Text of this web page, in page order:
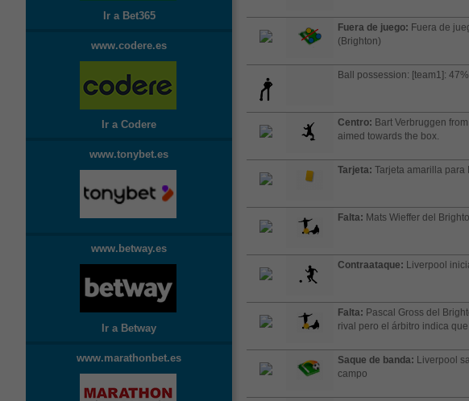
Ir a Bet365
www.codere.es
Ir a Codere
www.tonybet.es
www.betway.es
Ir a Betway
www.marathonbet.es
Fuera de juego: Fuera de
(Brighton)
Ball possession: [team1]:
Centro: Bart Verbruggen
aimed towards the box.
Tarjeta: Tarjeta amarilla para
Falta: Mats Wieffer del
Contraataque: Liverpool
Falta: Pascal Gross del
rival pero el árbitro indica
Saque de banda: Liverpool
campo